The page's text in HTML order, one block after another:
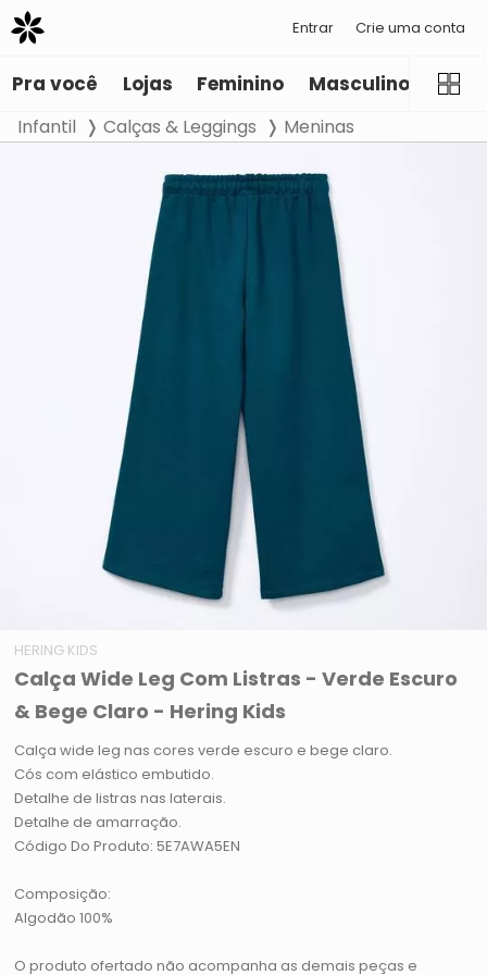
Entrar Crie uma conta
Pra você Lojas Feminino Masculino
Infantil Calças & Leggings Meninas
HERING KIDS
Calça Wide Leg Com Listras - Verde Escuro
& Bege Claro - Hering Kids
Calça wide leg nas cores verde escuro e bege claro.
Cós com elástico embutido.
Detalhe de listras nas laterais.
Detalhe de amarração.
Código Do Produto: 5E7AWA5EN
Composição:
Algodão 100%
O produto ofertado não acompanha as demais peças e